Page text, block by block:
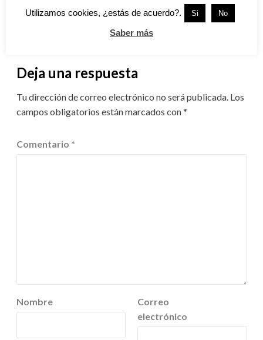
Deja una respuesta
Tu dirección de correo electrónico no será publicada. Los
campos obligatorios están marcados con*
Comentario *
Nombre
Correo
electrónico
Utilizamos cookies, ¿estás de acuerdo?. Si No
Saber más